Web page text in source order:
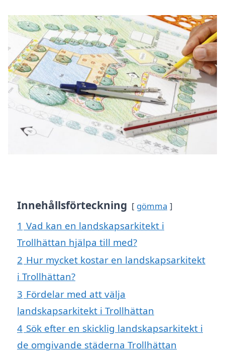
Innehållsförteckning gömma
1 Vad kan en landskapsarkitekt i
Trollhättan hjälpa till med?
2 Hur mycket kostar en landskapsarkitekt
i Trollhättan?
3 Fördelar med att välja
landskapsarkitekt i Trollhättan
4 Sök efter en skicklig landskapsarkitekt i
de omgivande städerna Trollhättan